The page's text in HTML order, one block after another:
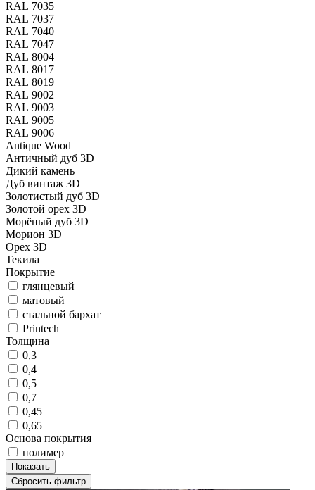
RAL 7035
RAL 7037
RAL 7040
RAL 7047
RAL 8004
RAL 8017
RAL 8019
RAL 9002
RAL 9003
RAL 9005
RAL 9006
Antique Wood
Античный дуб 3D
Дикий камень
Дуб винтаж 3D
Золотистый дуб 3D
Золотой орех 3D
Морёный дуб 3D
Морион 3D
Орех 3D
Текила
Покрытие
глянцевый
матовый
стальной бархат
Printech
Толщина
0,3
0,4
0,5
0,7
0,45
0,65
Основа покрытия
полимер